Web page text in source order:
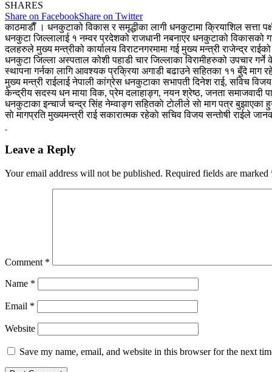
SHARES
Share on FacebookShare on Twitter
काठमाडाैँ । धनकुटाको विकास र समृद्धीका लागी धनकुटामा क्रियाशिल सत्ता
धनकुटा जिल्लालाई १ नम्वर प्रदेशको राजधानी नबनाएर धनकुटाको विकासको
दलहरुले मुख्य मन्त्रीको कार्यालय विराटनगरमामा गई मुख्य मन्त्री राजेन्द्र
धनकुटा जिल्ला अस्पताल कोशी पहाडी चार जिल्लाका विरामीहरुको उपचार
स्थापना गर्नका लागि आवश्यक प्रक्रिया अगाडी बढाउने सहितका ११ बुँदे माग
मुख्य मन्त्री राईलाई नेपाली कांग्रेस धनकुटाका सभापती दिनेश राई, सविच
केन्द्रीय सदस्य धन माया विक, प्रेम दलाहाङ्ग, नयन श्रेष्ठ, जनता समाजवादी
धनकुटाका इन्चार्ज चन्द्र सिंह नेम्वाङ्ग सहितकाे टाेलीले साे माग पत्र बुझाएका
साे मागप्रति मुख्यमन्त्री राई सकारात्मक रहेकाे सचिव विजय सन्ताेषी राईले
Leave a Reply
Your email address will not be published. Required fields are marked
Comment *
Name *
Email *
Website
Save my name, email, and website in this browser for the next